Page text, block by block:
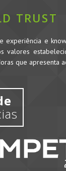
TRUST
experiência e
valores
que apresenta